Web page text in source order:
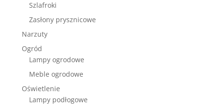
Szlafroki
Zasłony prysznicowe
Narzuty
Ogród
Lampy ogrodowe
Meble ogrodowe
Oświetlenie
Lampy podłogowe